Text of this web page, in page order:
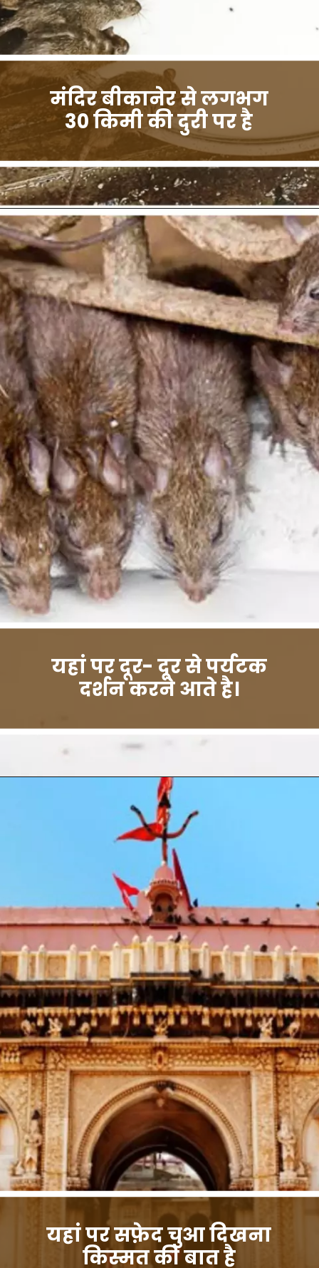
मंदिर बीकानेर से लगभग
यहां पर दूर- दूर से पर्यटक
दर्शन करने आते है।
यहां पर सफ़ेद चुआ दिखना
किस्मत की बात है